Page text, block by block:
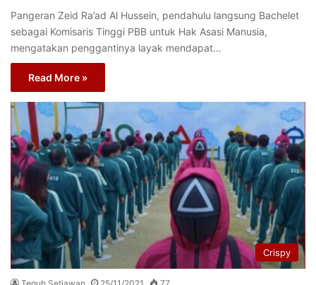
Pangeran Zeid Ra’ad Al Hussein, pendahulu langsung Bachelet
sebagai Komisaris Tinggi PBB untuk Hak Asasi Manusia,
mengatakan penggantinya layak mendapat…
Read More »
Crispy